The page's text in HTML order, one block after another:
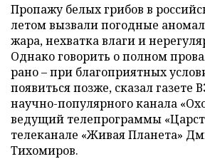
Пропажу белых грибов в
летом вызвали погодные
жара, нехватка влаги и
Однако говорить о полном
рано – при благоприятных
появиться позже, сказал газете
научно-популярного канала
ведущий телепрограммы
телеканале «Живая Планета»
Тихомиров.